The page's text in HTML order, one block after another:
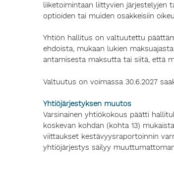
liiketoimintaan liittyvien järjestelyjen
optioiden tai muiden osakkeisiin
Yhtiön hallitus on valtuutettu
ehdoista, mukaan lukien
antamisesta maksutta tai siitä, että
Valtuutus on voimassa 30.6.2027
Yhtiöjärjestyksen muutos
Varsinainen yhtiökokous päätti
koskevan kohdan (kohta 13)
viittaukset kestävyysraportoinnin
yhtiöjärjestys säilyy